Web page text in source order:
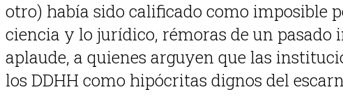
otro) había sido calificado como imposible
ciencia y lo jurídico, rémoras de un
aplaude, a quienes arguyen que las
los DDHH como hipócritas dignos del